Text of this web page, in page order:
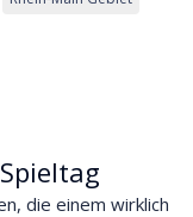
die einem wirklich